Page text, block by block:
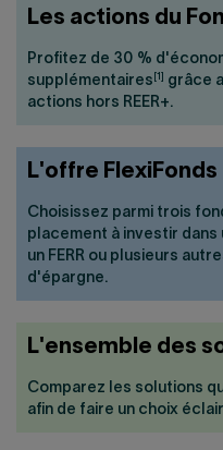
Les actions du
Profitez de 30 %
supplémentaires
grâce
actions hors REER+.
L'offre FlexiFonds
Choisissez parmi trois
placement à investir dans
un FERR ou plusieurs
d'épargne.
L'ensemble des
Comparez les solutions
afin de faire un choix